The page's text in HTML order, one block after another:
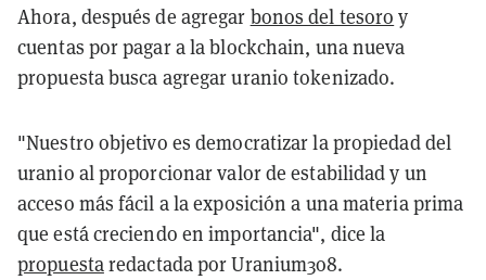
Ahora, después de agregar bonos del tesoro y
cuentas por pagar a la blockchain, una nueva
propuesta busca agregar uranio tokenizado.
"Nuestro objetivo es democratizar la propiedad del
uranio al proporcionar valor de estabilidad y un
acceso más fácil a la exposición a una materia prima
que está creciendo en importancia", dice la
propuestaredactada por Uranium3o8.